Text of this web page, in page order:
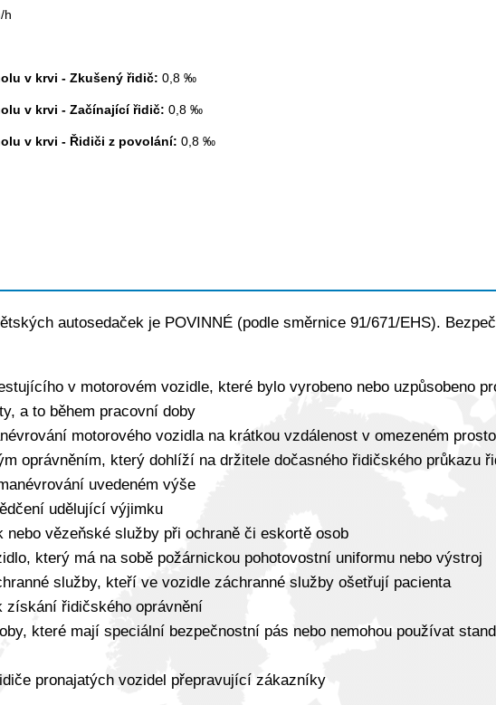
h
v krvi - Zkušený řidič: 0,8 ‰
v krvi - Začínající řidič: 0,8 ‰
v krvi - Řidiči z povolání: 0,8 ‰
autosedaček je POVINNÉ (podle směrnice 91/671/EHS).
v motorovém vozidle, které bylo vyrobeno nebo uzpůsobeno
a to během pracovní doby
motorového vozidla na krátkou vzdálenost v omezeném
oprávněním, který dohlíží na držitele dočasného řidičského průkazu
uvedeném výše
udělující výjimku
nebo vězeňské služby při ochraně či eskortě osob
který má na sobě požárnickou pohotovostní uniformu nebo výstroj
služby, kteří ve vozidle záchranné služby ošetřují pacienta
získání řidičského oprávnění
které mají speciální bezpečnostní pás nebo nemohou používat
pronajatých vozidel přepravující zákazníky